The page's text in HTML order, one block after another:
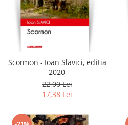
Scormon - Ioan Slavici, editia
2020
22,00 Lei
17,38 Lei